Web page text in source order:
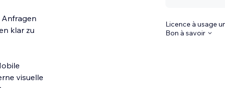
klar zu
visuelle
Licence à usage
Bon à savoir